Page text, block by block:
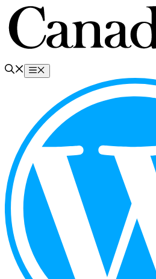
Перейти
содержимому
Меню